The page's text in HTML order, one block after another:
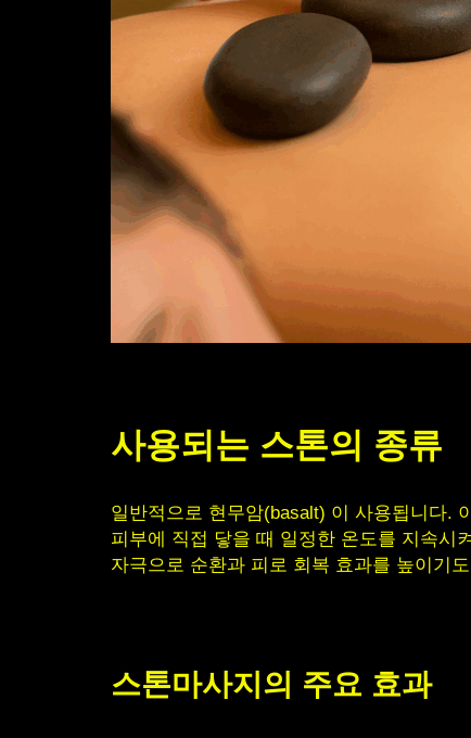
사용되는 스톤의 종류
일반적으로 현무암(basalt) 이 사용됩니다.
피부에 직접 닿을 때 일정한 온도를 지속시
자극으로 순환과 피로 회복 효과를 높이기
스톤마사지의 주요 효과